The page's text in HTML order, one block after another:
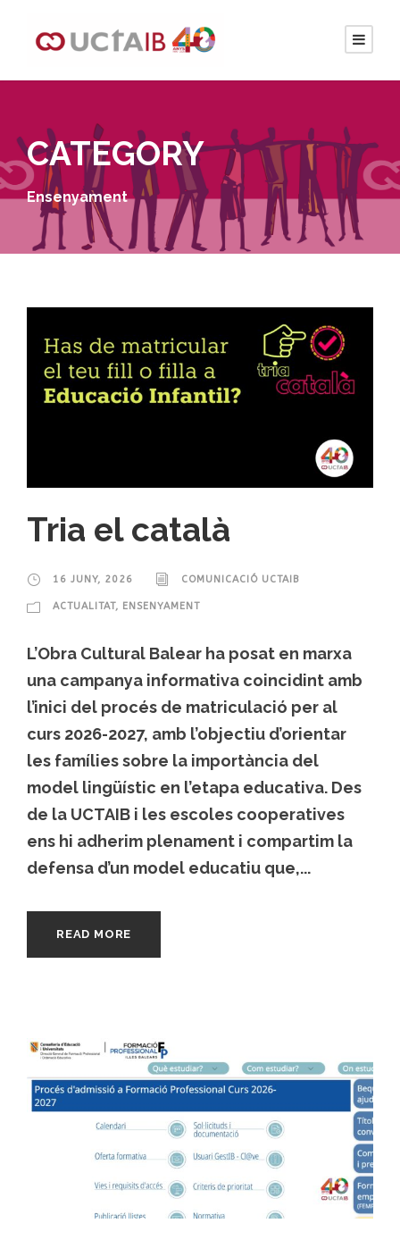
CATEGORY
Ensenyament
Tria el català
16 JUNY, 2026 COMUNICACIÓ UCTAIB
ACTUALITAT, ENSENYAMENT
L’Obra Cultural Balear ha posat en marxa
una campanya informativa coincidint amb
l’inici del procés de matriculació per al
curs 2026-2027, amb l’objectiu d’orientar
les famílies sobre la importància del
model lingüístic en l’etapa educativa. Des
de la UCTAIB i les escoles cooperatives
ens hi adherim plenament i compartim la
defensa d’un model educatiu que,...
READ MORE